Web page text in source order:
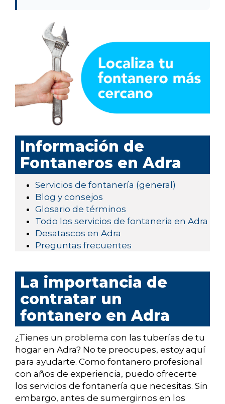
Información de
Fontaneros en Adra
Servicios de fontanería (general)
Blog y consejos
Glosario de términos
Todo los servicios de fontaneria en Adra
Desatascos en Adra
Preguntas frecuentes
La importancia de
contratar un
fontanero en Adra
¿Tienes un problema con las tuberías de tu
hogar en Adra? No te preocupes, estoy aquí
para ayudarte. Como fontanero profesional
con años de experiencia, puedo ofrecerte
los servicios de fontanería que necesitas. Sin
embargo, antes de sumergirnos en los